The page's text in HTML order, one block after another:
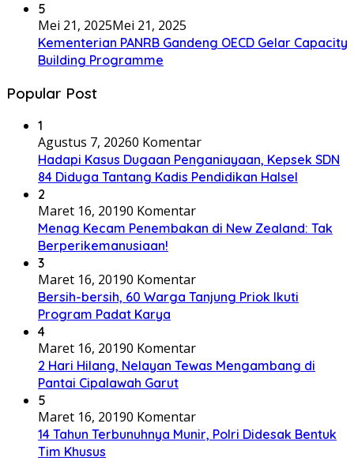
5
Mei 21, 2025Mei 21, 2025
Kementerian PANRB Gandeng OECD Gelar Capacity
Building Programme
Popular Post
1
Agustus 7, 20260 Komentar
Hadapi Kasus Dugaan Penganiayaan, Kepsek SDN
84 Diduga Tantang Kadis Pendidikan Halsel
2
Maret 16, 20190 Komentar
Menag Kecam Penembakan di New Zealand: Tak
Berperikemanusiaan!
3
Maret 16, 20190 Komentar
Bersih-bersih, 60 Warga Tanjung Priok Ikuti
Program Padat Karya
4
Maret 16, 20190 Komentar
2 Hari Hilang, Nelayan Tewas Mengambang di
Pantai Cipalawah Garut
5
Maret 16, 20190 Komentar
14 Tahun Terbunuhnya Munir, Polri Didesak Bentuk
Tim Khusus